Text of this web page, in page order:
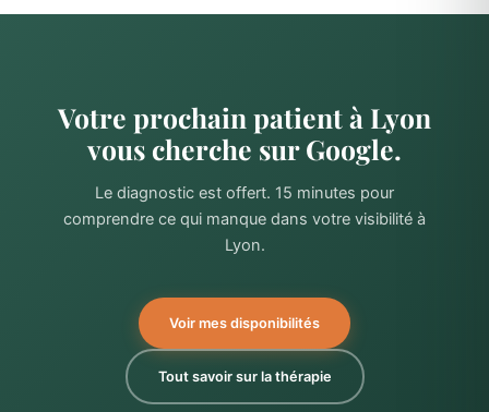
Votre prochain patient à Lyon
vous cherche sur Google.
Le diagnostic est offert. 15 minutes pour
comprendre ce qui manque dans votre visibilité à
Lyon.
Voir mes disponibilités
Tout savoir sur la thérapie